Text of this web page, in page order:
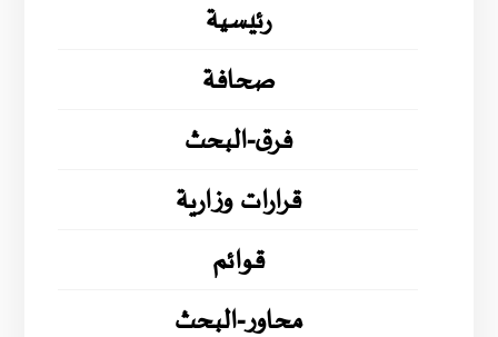
رئيسية
صحافة
فرق-البحث
قرارات وزارية
قوائم
محاور-البحث